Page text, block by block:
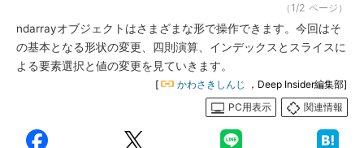
（1/2 ページ）
ndarrayオブジェクトはさまざまな形で操作できます。今回はそ
の基本となる形状の変更、四則演算、インデックスとスライスに
よる要素選択と値の変更を見ていきます。
[ かわさきしんじ
，Deep Insider編集部]
PC用表示
関連情報